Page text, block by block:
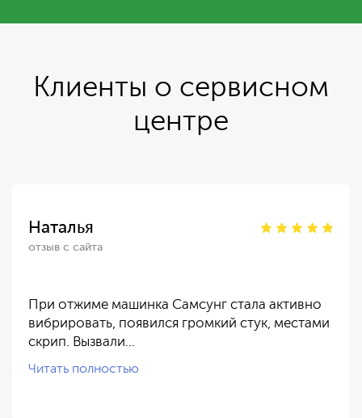
Клиенты о сервисном
центре
Наталья
отзыв с сайта
При отжиме машинка Самсунг стала активно
вибрировать, появился громкий стук, местами
скрип. Вызвали…
Читать полностью